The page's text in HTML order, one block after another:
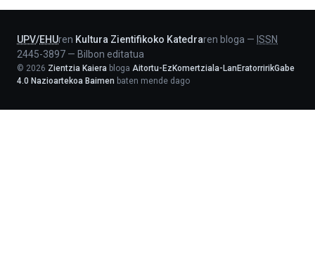
UPV/EHUren Kultura Zientifikoko Katedraren bloga — ISSN
2445-3897 — Bilbon editatua
© 2026 Zientzia Kaiera bloga Aitortu-EzKomertziala-LanEratorririkGabe
4.0 Nazioartekoa Baimen baten mende dago